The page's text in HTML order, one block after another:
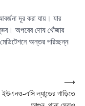
দূর করা যায়। যার
অপরের দোষ খোঁজার
অন্তর পরিচ্ছন্ন
ইউএনও-এসি ল্যান্ডের গাড়িতে
⟶